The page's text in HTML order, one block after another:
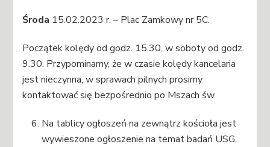
Środa 15.02.2023 r. – Plac Zamkowy nr 5C.
Początek kolędy od godz. 15.30, w soboty od godz.
9.30. Przypominamy, że w czasie kolędy kancelaria
jest nieczynna, w sprawach pilnych prosimy
kontaktować się bezpośrednio po Mszach św.
Na tablicy ogłoszeń na zewnątrz kościoła jest
wywieszone ogłoszenie na temat badań USG,